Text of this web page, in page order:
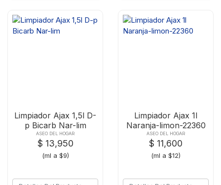
Limpiador Ajax 1,5l D-
p Bicarb Nar-lim
ASEO DEL HOGAR
$ 13,950
(ml a $9)
Limpiador Ajax 1l
Naranja-limon-22360
ASEO DEL HOGAR
$ 11,600
(ml a $12)